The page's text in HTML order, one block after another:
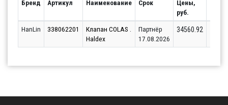
Бренд Артикул Наименование Срок
Цены,
руб.
HanLin 338062201
Клапан COLAS .
Haldex
Партнёр
17.08.2026
34560.92